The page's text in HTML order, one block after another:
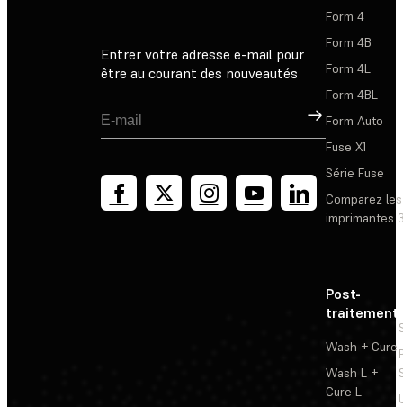
Entrer votre adresse e-mail pour
être au courant des nouveautés
Inscription
Form 4
Form 4B
Form 4L
Form 4BL
Form Auto
Fuse X1
Série Fuse
Comparez les
imprimantes
Post-
traitement
Wash + Cure
Wash L +
Cure L